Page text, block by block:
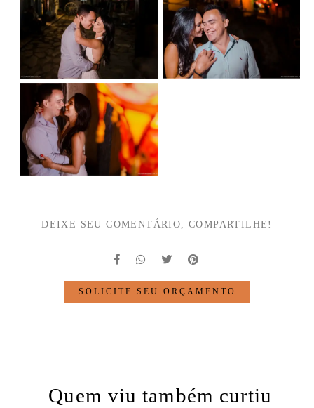
DEIXE SEU COMENTÁRIO, COMPARTILHE!
SOLICITE SEU ORÇAMENTO
Quem viu também curtiu